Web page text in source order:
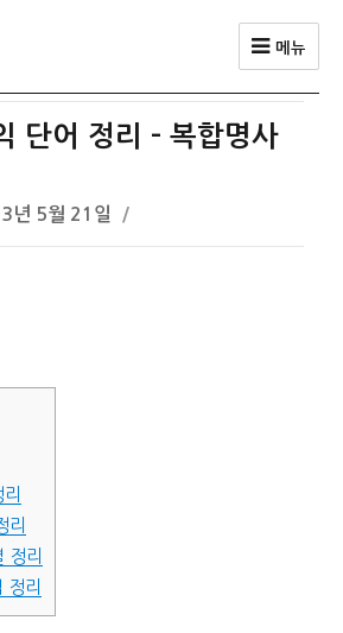
메뉴
단어 정리 – 복합명사
년 5월 21일
리
정리
정리